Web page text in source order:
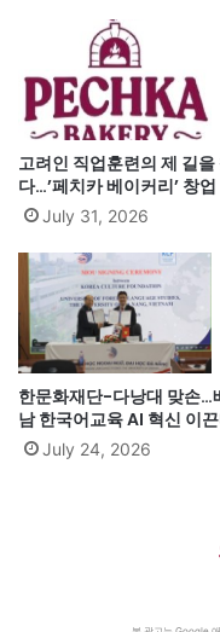
고려인 직업훈련의 제 길을
다…’페치카 베이커리’ 창업
July 31, 2026
한문화재단-다낭대 맞손…
남 한국어교육 AI 혁신 이
July 24, 2026